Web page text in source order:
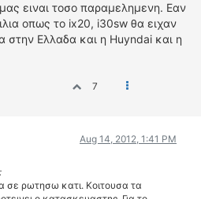
ειναι τοσο παραμελημενη. Εαν
οπως το ix20, i30sw θα ειχαν
στην Ελλαδα και η Huyndai και η
7
Aug 14, 2012, 1:41 PM
σε ρωτησω κατι. Κοιτουσα τα